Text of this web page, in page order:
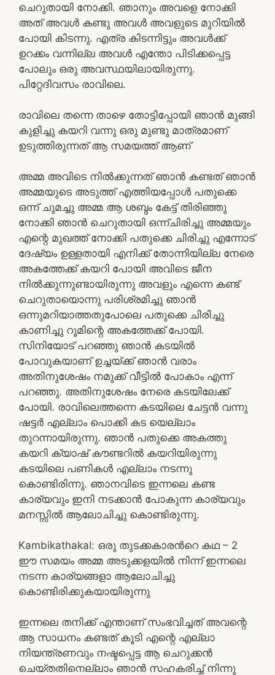
ചെറുതായി നോക്കി. ഞാനും അവളെ നോക്കി
അത് അവൾ കണ്ടു അവൾ അവളുടെ മുറിയിൽ
പോയി കിടന്നു. എത്ര കിടന്നിട്ടും അവൾക്ക്
ഉറക്കം വന്നില്ല അവൾ എന്തോ പിടിക്കപ്പെട്ട
പോലും ഒരു അവസ്ഥയിലായിരുന്നു.
പിറ്റേദിവസം രാവിലെ.
രാവിലെ തന്നെ താഴെ തോട്ടിപ്പോയി ഞാൻ മുങ്ങി
കുളിച്ചു കയറി വന്നു ഒരു മുണ്ടു മാത്രമാണ്
ഉടുത്തിരുന്നത് ആ സമയത്ത് ആണ്
അമ്മ അവിടെ നിൽക്കുന്നത് ഞാൻ കണ്ടത് ഞാൻ
അമ്മയുടെ അടുത്ത് എത്തിയപ്പോൾ പതുക്കെ
ഒന്ന് ചുമച്ചു അമ്മ ആ ശബ്ദം കേട്ട് തിരിഞ്ഞു
നോക്കി ഞാൻ ചെറുതായി ഒന്ന്ചിരിച്ചു അമ്മയും
എന്റെ മുഖത്ത് നോക്കി പതുക്കെ ചിരിച്ചു എന്നോട്
ദേഷ്യം ഉള്ളതായി എനിക്ക് തോന്നിയില്ല നേരെ
അകത്തേക്ക് കയറി പോയി അവിടെ ജീന
നിൽക്കുന്നുണ്ടായിരുന്നു അവളും എന്നെ കണ്ട്
ചെറുതായൊന്നു പരിശ്രമിച്ചു ഞാൻ
ഒന്നുമറിയാത്തതുപോലെ പതുക്കെ ചിരിച്ചു
കാണിച്ചു റൂമിന്റെ അകത്തേക്ക് പോയി.
സിനിയോട് പറഞ്ഞു ഞാൻ കടയിൽ
പോവുകയാണ് ഉച്ചയ്ക്ക് ഞാൻ വരാം
അതിനുശേഷം നമുക്ക് വീട്ടിൽ പോകാം എന്ന്
പറഞ്ഞു. അതിനുശേഷം നേരെ കടയിലേക്ക്
പോയി. രാവിലെത്തന്നെ കടയിലെ ചേട്ടൻ വന്നു
ഷട്ടർ എല്ലാം പൊക്കി കട യെല്ലാം
തുറന്നായിരുന്നു. ഞാൻ പതുക്കെ അകത്തു
കയറി ക്യാഷ് കൗണ്ടറിൽ കയറിയിരുന്നു
കടയിലെ പണികൾ എല്ലാം നടന്നു
കൊണ്ടിരിന്നു. ഞാനവിടെ ഇന്നലെ കണ്ട
കാര്യവും ഇനി നടക്കാൻ പോകുന്ന കാര്യവും
മനസ്സിൽ ആലോചിച്ചു കൊണ്ടിരുന്നു.
Kambikathakal: ഒരു തുടക്കകാരന്‍റെ കഥ – 2
ഈ സമയം അമ്മ അടുക്കളയിൽ നിന്ന് ഇന്നലെ
നടന്ന കാര്യങ്ങളാ ആലോചിച്ചു
കൊണ്ടിരിക്കുകയായിരുന്നു
ഇന്നലെ തനിക്ക് എന്താണ് സംഭവിച്ചത് അവന്റെ
ആ സാധനം കണ്ടത് കൂടി എന്റെ എല്ലാ
നിയന്ത്രണവും നഷ്ടപ്പെട്ട ആ ചെറുക്കൻ
ചെയ്തതിനെല്ലാം ഞാൻ സഹകരിച്ച് നിന്നു